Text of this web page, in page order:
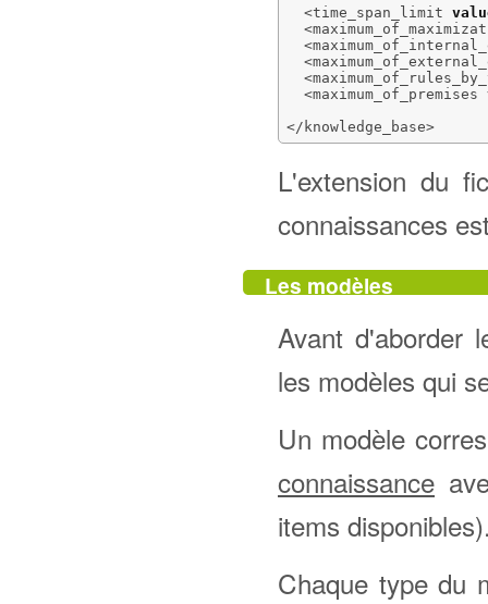
<time_span_limit
<maximum_of_premises
</knowledge_base>
L'extension du
connaissances
Les modèles
Avant d'aborder
les modèles qui
Un modèle
connaissance
items
Chaque type du